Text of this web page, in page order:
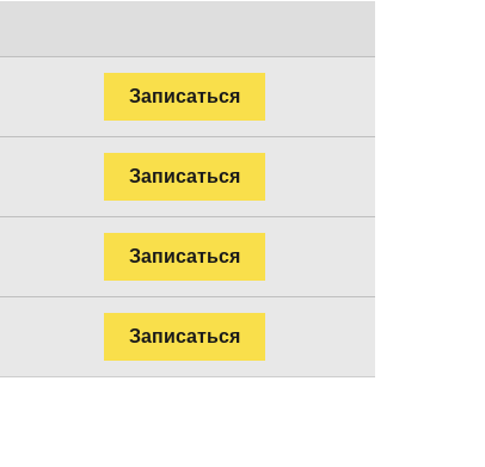
Записаться
Записаться
Записаться
Записаться